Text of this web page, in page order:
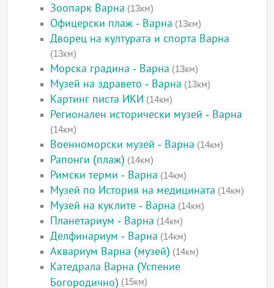
Зоопарк Варна (13км)
Офицерски плаж - Варна (13км)
Дворец на културата и спорта Варна
(13км)
Морска градина - Варна (13км)
Музей на здравето - Варна (13км)
Картинг писта ИКИ (14км)
Регионален исторически музей - Варна
(14км)
Военноморски музей - Варна (14км)
Рапонги (плаж) (14км)
Римски терми - Варна (14км)
Музей по История на медицината (14км)
Музей на куклите - Варна (14км)
Планетариум - Варна (14км)
Делфинариум - Варна (14км)
Аквариум Варна (музей) (14км)
Катедрала Варна (Успение
Богородично) (15км)